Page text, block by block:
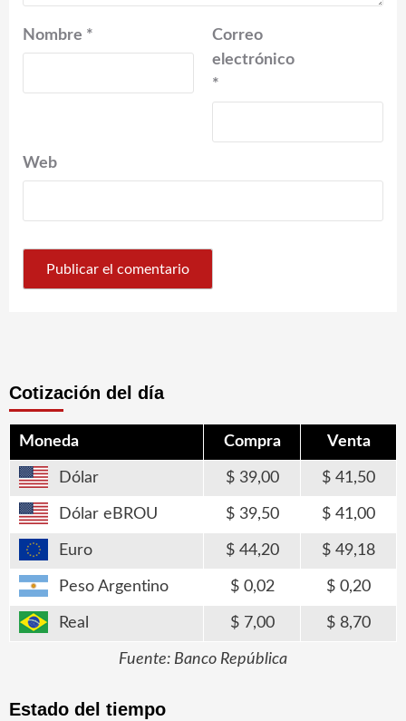
Nombre *
Correo
electrónico
*
Web
Cotización del día
Moneda Compra Venta
Dólar 39,00 41,50
Dólar eBROU 39,50 41,00
Euro 44,20 49,18
Peso Argentino 0,02 0,20
Real 7,00 8,70
Fuente: Banco República
Estado del tiempo